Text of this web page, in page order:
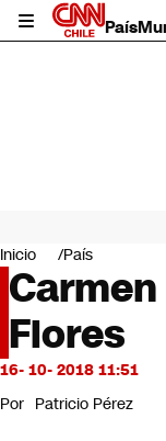
País
Mundo
Negocios
Deportes
Programas
Cultura
Servicios
Bits
CNN Data
Inicio País
Flores
16- 10- 2018 11:51
Por Patricio Pérez